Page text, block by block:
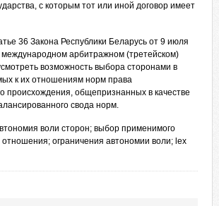
с которым тот или иной договор имеет
36 Закона Республики Беларусь от 9 июля
арбитражном (третейском)
возможность выбора сторонами в
к их отношениям норм права
происхождения, общепризнанных в качестве
свода норм.
воли сторон; выбор применимого
ограничения автономии воли; lex